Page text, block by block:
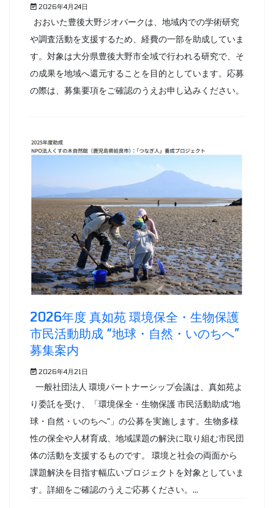
2026年4月24日
おおいた豊後大野ジオパークは、地域内での学術研究
や調査活動を支援するため、経費の一部を助成していま
す。対象は大分県豊後大野市全域で行われる研究で、そ
の成果を地域へ還元することを目的としています。応募
の際は、募集要項をご確認のうえお申し込みください。
2026年度 真如苑 環境保全・生物保護
市民活動助成 “地球・自然・いのちへ”
募集案内
2026年4月21日
一般社団法人 環境パートナーシップ会議は、真如苑よ
り委託を受け、「環境保全・生物保護 市民活動助成“地
球・自然・いのちへ”」の公募を実施します。生物多様
性の保全や人材育成、地域課題の解決に取り組む市民団
体の活動を支援するものです。 環境と社会の両面から
課題解決を目指す幅広いプロジェクトを対象としていま
す。詳細をご確認のうえご応募ください。...